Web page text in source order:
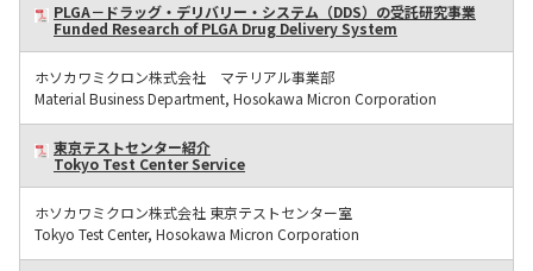
PLGA－ドラッグ・デリバリー・システム（DDS）の受託研究事業
Funded Research of PLGA Drug Delivery System
ホソカワミクロン株式会社 マテリアル事業部
Material Business Department, Hosokawa Micron Corporation
東京テストセンター紹介
Tokyo Test Center Service
ホソカワミクロン株式会社 東京テストセンター室
Tokyo Test Center, Hosokawa Micron Corporation